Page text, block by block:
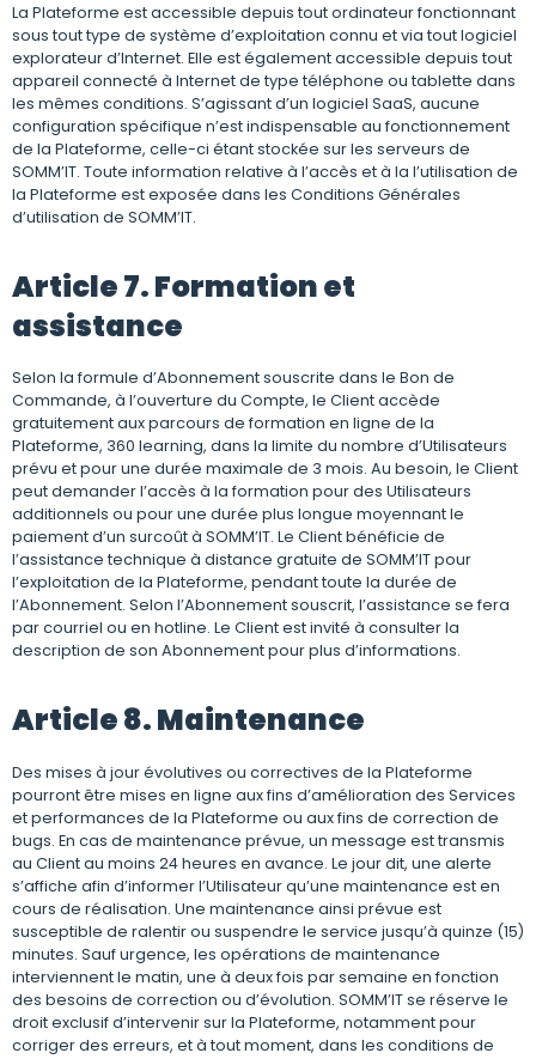
La Plateforme est accessible depuis tout ordinateur fonctionnant
sous tout type de système d’exploitation connu et via tout logiciel
explorateur d’Internet. Elle est également accessible depuis tout
appareil connecté à Internet de type téléphone ou tablette dans
les mêmes conditions. S’agissant d’un logiciel SaaS, aucune
configuration spécifique n’est indispensable au fonctionnement
de la Plateforme, celle-ci étant stockée sur les serveurs de
SOMM’IT. Toute information relative à l’accès et à la l’utilisation de
la Plateforme est exposée dans les Conditions Générales
d’utilisation de SOMM’IT.
Article 7. Formation et
assistance
Selon la formule d’Abonnement souscrite dans le Bon de
Commande, à l’ouverture du Compte, le Client accède
gratuitement aux parcours de formation en ligne de la
Plateforme, 360 learning, dans la limite du nombre d’Utilisateurs
prévu et pour une durée maximale de 3 mois. Au besoin, le Client
peut demander l’accès à la formation pour des Utilisateurs
additionnels ou pour une durée plus longue moyennant le
paiement d’un surcoût à SOMM’IT. Le Client bénéficie de
l’assistance technique à distance gratuite de SOMM’IT pour
l’exploitation de la Plateforme, pendant toute la durée de
l’Abonnement. Selon l’Abonnement souscrit, l’assistance se fera
par courriel ou en hotline. Le Client est invité à consulter la
description de son Abonnement pour plus d’informations.
Article 8. Maintenance
Des mises à jour évolutives ou correctives de la Plateforme
pourront être mises en ligne aux fins d’amélioration des Services
et performances de la Plateforme ou aux fins de correction de
bugs. En cas de maintenance prévue, un message est transmis
au Client au moins 24 heures en avance. Le jour dit, une alerte
s’affiche afin d’informer l’Utilisateur qu’une maintenance est en
cours de réalisation. Une maintenance ainsi prévue est
susceptible de ralentir ou suspendre le service jusqu’à quinze (15)
minutes. Sauf urgence, les opérations de maintenance
interviennent le matin, une à deux fois par semaine en fonction
des besoins de correction ou d’évolution. SOMM’IT se réserve le
droit exclusif d’intervenir sur la Plateforme, notamment pour
corriger des erreurs, et à tout moment, dans les conditions de